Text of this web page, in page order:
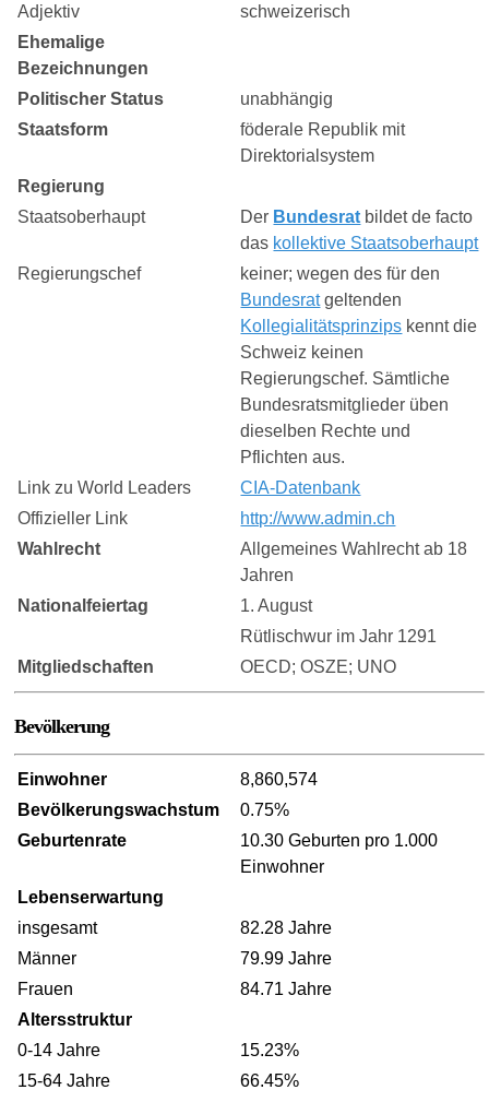
Adjektiv
schweizerisch
Ehemalige
Bezeichnungen
Politischer Status
unabhängig
Staatsform
föderale Republik mit
Direktorialsystem
Regierung
Staatsoberhaupt
Der Bundesrat bildet de facto
das kollektive Staatsoberhaupt
Regierungschef
keiner; wegen des für den
Bundesratgeltenden
Kollegialitätsprinzips kennt die
Schweiz keinen
Regierungschef. Sämtliche
Bundesratsmitglieder üben
dieselben Rechte und
Pflichten aus.
Link zu World Leaders
CIA-Datenbank
Offizieller Link
http://www.admin.ch
Wahlrecht
Allgemeines Wahlrecht ab 18
Jahren
Nationalfeiertag
1. August
Rütlischwur im Jahr 1291
Mitgliedschaften
OECD; OSZE; UNO
Bevölkerung
Einwohner
8,860,574
Bevölkerungswachstum
0.75%
Geburtenrate
10.30 Geburten pro 1.000
Einwohner
Lebenserwartung
insgesamt
82.28 Jahre
Männer
79.99 Jahre
Frauen
84.71 Jahre
Altersstruktur
0-14 Jahre
15.23%
15-64 Jahre
66.45%